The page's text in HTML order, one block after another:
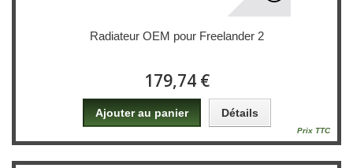
Radiateur OEM pour Freelander 2
179,74 €
Prix TTC
Ajouter au panier Détails